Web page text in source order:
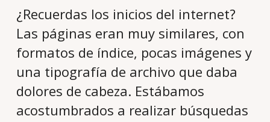
¿Recuerdas los inicios del internet?
Las páginas eran muy similares, con
formatos de índice, pocas imágenes y
una tipografía de archivo que daba
dolores de cabeza. Estábamos
acostumbrados a realizar búsquedas